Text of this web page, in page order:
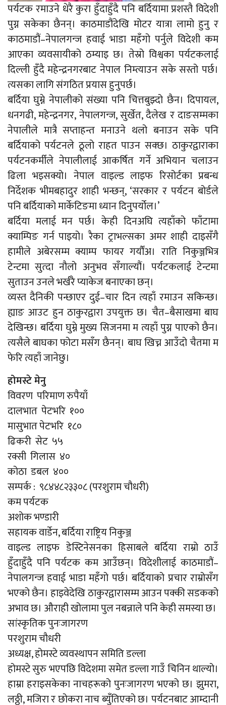
पर्यटक रमाउने धेरै कुरा हुँदाहुँदै पनि बर्दियामा प्रशस्तै विदेशी
पुग्न सकेका छैनन्। काठमाडौंदेखि मोटर यात्रा लामो हुनु र
काठमाडौं–नेपालगन्ज हवाई भाडा महँगो पर्नुले विदेशी कम
आएका व्यवसायीको ठम्याइ छ। तेस्रो विश्वका पर्यटकलाई
दिल्ली हुँदै महेन्द्रनगरबाट नेपाल निम्त्याउन सके सस्तो पर्छ।
त्यसका लागि संगठित प्रयास हुनुपर्छ।
बर्दिया घुम्ने नेपालीको संख्या पनि चित्तबुझ्दो छैन। दिपायल,
धनगढी, महेन्द्रनगर, नेपालगन्ज, सुर्खेत, दैलेख र दाङसम्मका
नेपालीले मात्रै सप्ताहन्त मनाउने थलो बनाउन सके पनि
बर्दियाको पर्यटनले ठूलो राहत पाउन सक्छ। ठाकुरद्वाराका
पर्यटनकर्मीले नेपालीलाई आकर्षित गर्ने अभियान चलाउन
ढिला भइसक्यो। नेपाल वाइल्ड लाइफ रिसोर्टका प्रबन्ध
निर्देशक भीमबहादुर शाही भन्छन्, ‘सरकार र पर्यटन बोर्डले
पनि बर्दियाको मार्केटिङमा ध्यान दिनुपर्योल।’
बर्दिया मलाई मन पर्छ। केही दिनअघि त्यहाँको फाँटामा
क्याम्पिङ गर्न पाइयो। रैका ट्राभल्सका अमर शाही दाइसँगै
हामीले अबेरसम्म क्याम्प फायर गर्यौंअ। राति निकुञ्जभित्र
टेन्टमा सुत्दा नौलो अनुभव सँगाल्यौं। पर्यटकलाई टेन्टमा
सुताउन उनले भर्खरै प्याकेज बनाएका छन्।
व्यस्त दैनिकी पन्छाएर दुई–चार दिन त्यहाँ रमाउन सकिन्छ।
ह्याङ आउट हुन ठाकुरद्वारा उपयुक्त छ। चैत–बैसाखमा बाघ
देखिन्छ। बर्दिया घुम्ने मुख्य सिजनमा म त्यहाँ पुग्न पाएको छैन।
त्यसैले बाघका फोटा मसँग छैनन्। बाघ खिच्न आउँदो चैतमा म
फेरि त्यहाँ जानेछु।
होमस्टे मेनु
विवरण परिमाण रुपैयाँ
दालभात पेटभरि १००
मासुभात पेटभरि १८०
ढिकरी सेट ५५
रक्सी गिलास ४०
कोठा डबल ४००
सम्पर्क : ९८४४८२३३०८ (परशुराम चौधरी)
कम पर्यटक
अशोक भण्डारी
सहायक वार्डेन, बर्दिया राष्ट्रिय निकुञ्ज
वाइल्ड लाइफ डेस्टिनेसनका हिसाबले बर्दिया राम्रो ठाउँ
हुँदाहुँदै पनि पर्यटक कम आउँछन्। विदेशीलाई काठमाडौं–
नेपालगन्ज हवाई भाडा महँगो पर्छ। बर्दियाको प्रचार राम्रोसँग
भएको छैन। हाइवेदेखि ठाकुरद्वारासम्म आउन पक्की सडकको
अभाव छ। औराही खोलामा पुल नबन्नाले पनि केही समस्या छ।
सांस्कृतिक पुनःजागरण
परशुराम चौधरी
अध्यक्ष, होमस्टे व्यवस्थापन समिति डल्ला
होमस्टे सुरु भएपछि विदेशमा समेत डल्ला गाउँ चिनिन थाल्यो।
हाम्रा हराइसकेका नाचहरूको पुनःजागरण भएको छ। झुमरा,
लठ्ठी, मजिरा र छोकरा नाच ब्युँतिएको छ। पर्यटनबाट आम्दानी